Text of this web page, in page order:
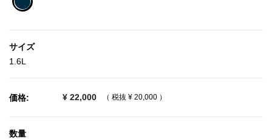
サイズ
1.6L
価格: ¥ 22,000 （ 税抜 ¥ 20,000 ）
数量